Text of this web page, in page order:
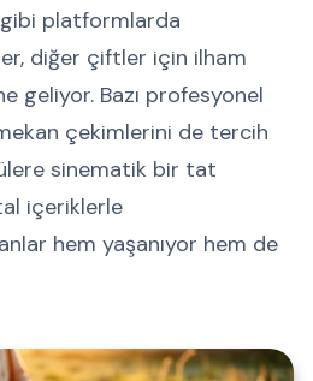
platformlarda
diğer çiftler için ilham
geliyor. Bazı profesyonel
çekimlerini de tercih
sinematik bir tat
içeriklerle
hem yaşanıyor hem de